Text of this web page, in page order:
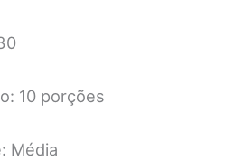
10 porções
Média